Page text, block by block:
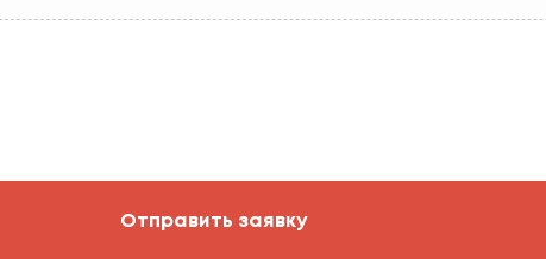
Отправить заявку